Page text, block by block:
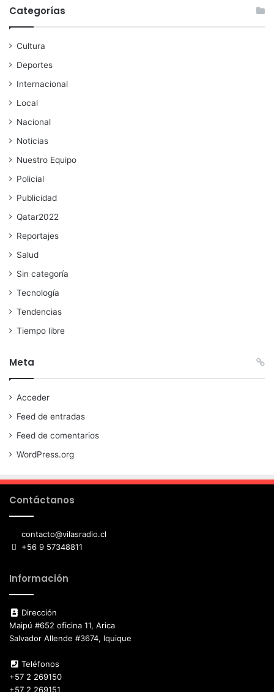
Categorías
Cultura
Deportes
Internacional
Local
Nacional
Noticias
Nuestro Equipo
Policial
Publicidad
Qatar2022
Reportajes
Salud
Sin categoría
Tecnología
Tendencias
Tiempo libre
Meta
Acceder
Feed de entradas
Feed de comentarios
WordPress.org
Contáctanos
contacto@vilasradio.cl
+56 9 57348811
Información
Dirección
Maipú #652 oficina 11, Arica
Salvador Allende #3674, Iquique
Teléfonos
+57 2 269150
+57 2 269151